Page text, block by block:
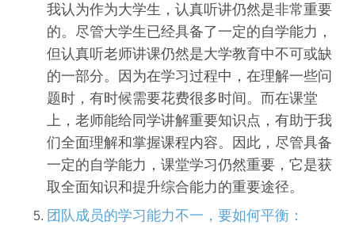
我认为作为大学生，认真听讲仍然是非常重要
的。尽管大学生已经具备了一定的自学能力，
但认真听老师讲课仍然是大学教育中不可或缺
的一部分。因为在学习过程中，在理解一些问
题时，有时候需要花费很多时间。而在课堂
上，老师能给同学讲解重要知识点，有助于我
们全面理解和掌握课程内容。因此，尽管具备
一定的自学能力，课堂学习仍然重要，它是获
取全面知识和提升综合能力的重要途径。
团队成员的学习能力不一，要如何平衡：